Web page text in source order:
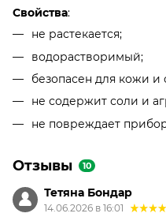
Свойства:
не растекается;
водорастворимый;
безопасен для кожи и
не содержит соли и
не повреждает
Отзывы 10
Тетяна Бондар
14.06.2026 в 16:01